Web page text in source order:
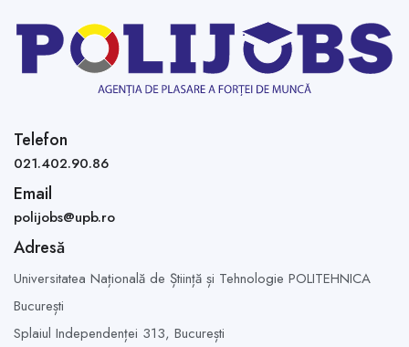
Telefon
021.402.90.86
Email
polijobs@upb.ro
Adresă
Universitatea Națională de Știință și Tehnologie POLITEHNICA
București
Splaiul Independenței 313, București